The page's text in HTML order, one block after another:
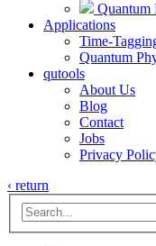
Quantum
Applications
Time-
Quantum
qutools
About Us
Blog
Contact
Jobs
Privacy
‹ return